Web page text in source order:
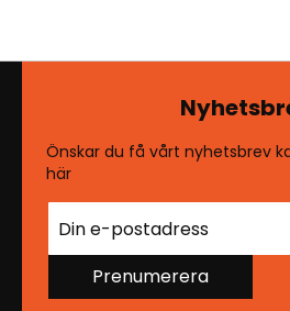
Önskar du få vårt nyhetsbrev
här
Prenumerera